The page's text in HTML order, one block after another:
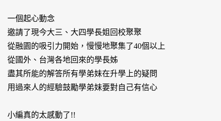
一個起心動念
邀請了現今大三、大四學長姐回校聚聚
從融園的吸引力開始，慢慢地聚集了40個以上
從國外、台灣各地回來的學長姊
盡其所能的解答所有學弟妹在升學上的疑問
用過來人的經驗鼓勵學弟妹要對自己有信心
小編真的太感動了!!